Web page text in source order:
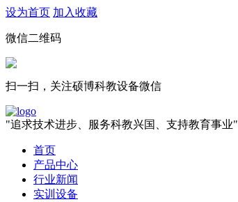
设为首页 加入收藏
微信二维码
扫一扫，关注硕博科教设备微信
"追求技术进步、服务科教兴国、支持教育事业"
首页
产品中心
行业新闻
实训设备